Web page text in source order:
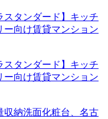
スタンダード】キッチ
向け賃貸マンション
スタンダード】キッチ
向け賃貸マンション
収納洗面化粧台、名古